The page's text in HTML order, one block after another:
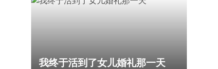
我终于活到了女儿婚礼那一天